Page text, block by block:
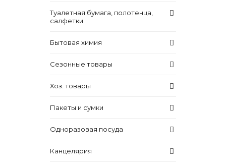
Туалетная бумага, полотенца,
салфетки
Бытовая химия
Сезонные товары
Хоз. товары
Пакеты и сумки
Одноразовая посуда
Канцелярия